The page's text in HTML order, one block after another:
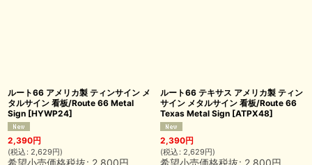
ルート66 アメリカ製 ティンサイン メ
タルサイン 看板/Route 66 Metal
Sign [HYWP24]
2,390円
(税込 : 2,629円)
希望小売価格税抜: 2,800円
ルート66 テキサス アメリカ製 ティン
サイン メタルサイン 看板/Route 66
Texas Metal Sign [ATPX48]
2,390円
(税込 : 2,629円)
希望小売価格税抜: 2,800円